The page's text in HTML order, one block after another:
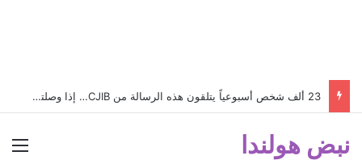
23 ألف شخص أسبوعياً يتلقون هذه الرسالة من CJIB… إذا وصلتك لا تتجاهلها؟
نبض هولندا